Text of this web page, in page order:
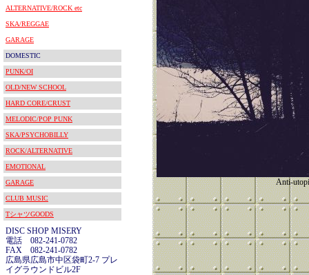
ALTERNATIVE/ROCK etc
SKA/REGGAE
GARAGE
DOMESTIC
PUNK/OI
OLD/NEW SCHOOL
HARD CORE/CRUST
MELODIC/POP PUNK
SKA/PSYCHOBILLY
ROCK/ALTERNATIVE
EMOTIONAL
GARAGE
CLUB MUSIC
TシャツGOODS
DISC SHOP MISERY
電話 082-241-0782
FAX 082-241-0782
広島県広島市中区袋町2-7 プレ
イグラウンドビル2F
Anti-